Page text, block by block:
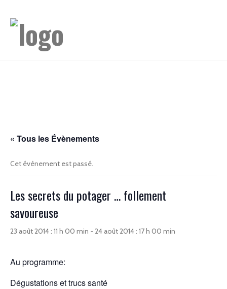
« Tous les Évènements
Cet évènement est passé.
Les secrets du potager … follement
savoureuse
23 août 2014 : 11 h 00 min - 24 août 2014 : 17 h 00 min
Au programme:
Dégustations et trucs santé